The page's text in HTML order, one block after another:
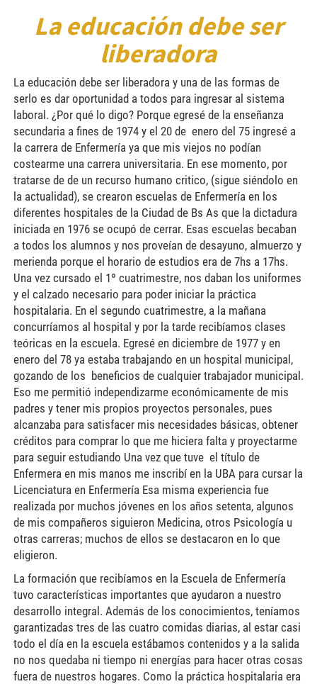
La educación debe ser
liberadora
La educación debe ser liberadora y una de las formas de
serlo es dar oportunidad a todos para ingresar al sistema
laboral. ¿Por qué lo digo? Porque egresé de la enseñanza
secundaria a fines de 1974 y el 20 de enero del 75 ingresé a
la carrera de Enfermería ya que mis viejos no podían
costearme una carrera universitaria. En ese momento, por
tratarse de de un recurso humano critico, (sigue siéndolo en
la actualidad), se crearon escuelas de Enfermería en los
diferentes hospitales de la Ciudad de Bs As que la dictadura
iniciada en 1976 se ocupó de cerrar. Esas escuelas becaban
a todos los alumnos y nos proveían de desayuno, almuerzo y
merienda porque el horario de estudios era de 7hs a 17hs.
Una vez cursado el 1º cuatrimestre, nos daban los uniformes
y el calzado necesario para poder iniciar la práctica
hospitalaria. En el segundo cuatrimestre, a la mañana
concurríamos al hospital y por la tarde recibíamos clases
teóricas en la escuela. Egresé en diciembre de 1977 y en
enero del 78 ya estaba trabajando en un hospital municipal,
gozando de los beneficios de cualquier trabajador municipal.
Eso me permitió independizarme económicamente de mis
padres y tener mis propios proyectos personales, pues
alcanzaba para satisfacer mis necesidades básicas, obtener
créditos para comprar lo que me hiciera falta y proyectarme
para seguir estudiando Una vez que tuve el título de
Enfermera en mis manos me inscribí en la UBA para cursar la
Licenciatura en Enfermería Esa misma experiencia fue
realizada por muchos jóvenes en los años setenta, algunos
de mis compañeros siguieron Medicina, otros Psicología u
otras carreras; muchos de ellos se destacaron en lo que
eligieron.
La formación que recibíamos en la Escuela de Enfermería
tuvo características importantes que ayudaron a nuestro
desarrollo integral. Además de los conocimientos, teníamos
garantizadas tres de las cuatro comidas diarias, al estar casi
todo el día en la escuela estábamos contenidos y a la salida
no nos quedaba ni tiempo ni energías para hacer otras cosas
fuera de nuestros hogares. Como la práctica hospitalaria era